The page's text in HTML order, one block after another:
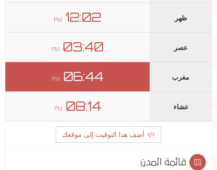
ظهر
عصر
مغرب
عشاء
12:02
PM
03:40
PM
06:44
PM
08:14
PM
أضف هذا التوقيت إلى موقعك
قائمة المدن